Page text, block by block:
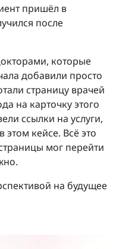
пришёл в
после
которые
добавили просто
страницу врачей
на карточку этого
ссылки на услуги,
кейсе. Всё это
мог перейти
на будущее